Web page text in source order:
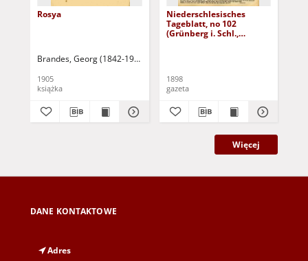
Rosya
Brandes, Georg (1842-1927)
1905
książka
Niederschlesisches
Tageblatt, no 102
(Grünberg i. Schl.,
1898
gazeta
Więcej
DANE KONTAKTOWE
Adres